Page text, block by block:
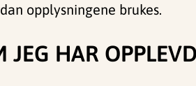
opplysningene brukes.
HAR